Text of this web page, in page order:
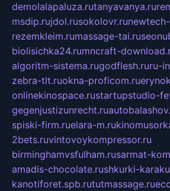
demolalapaluza.rutanyavanya.ru
msdip.rujdol.rusokolovr.ru
rezemkleim.rumassage-tai.ru
biolisichka24.rumncraft-
algoritm-sistema.rugodflesh.ruru-
zebra-tlt.ruokna-proficom.ru
onlinekinospace.rustartupstudio-
gegenjustizunrecht.ru
spiski-firm.ruelara-m.ru
2bets.ruvintovoykompressor.ru
birminghamvsfulham.rusarmat-
amadis-chocolate.rushkurki-
kanotiforet.spb.rututmassage.ru